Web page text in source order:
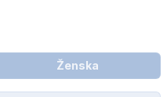
Ženska